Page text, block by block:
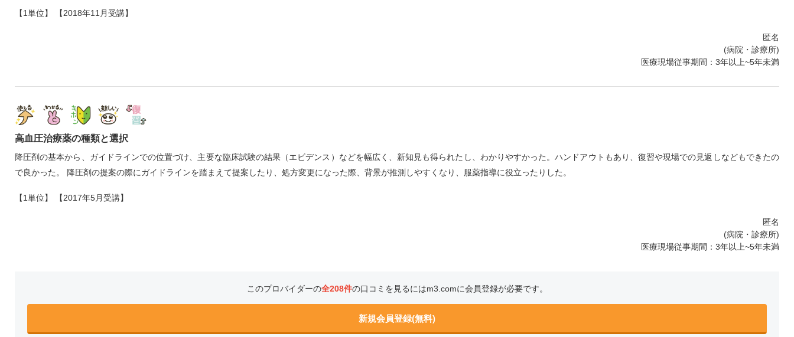
【1単位】 【2018年11月受講】
匿名
(病院・診療所)
医療現場従事期間：3年以上~5年未満
高血圧治療薬の種類と選択
降圧剤の基本から、ガイドラインでの位置づけ、主要な臨床試験の結果（エビデンス）などを幅広く、新知見も得られたし、わかりやすかった。ハンドアウトもあり、復習や現場での見返しなどもできたの
で良かった。 降圧剤の提案の際にガイドラインを踏まえて提案したり、処方変更になった際、背景が推測しやすくなり、服薬指導に役立ったりした。
【1単位】 【2017年5月受講】
匿名
(病院・診療所)
医療現場従事期間：3年以上~5年未満
このプロバイダーの全208件の口コミを見るにはm3.comに会員登録が必要です。
新規会員登録(無料)